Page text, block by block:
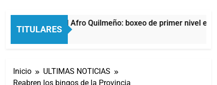
TITULARES
La noche del Afro Quilmeño: boxeo de primer nivel en
13 Horas Atrás
Inicio
ULTIMAS NOTICIAS
Reabren los bingos de la Provincia